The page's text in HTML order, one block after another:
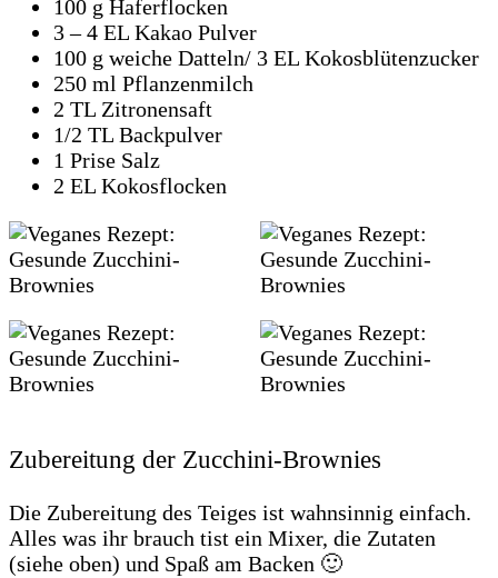
100 g Haferflocken
3 – 4 EL Kakao Pulver
100 g weiche Datteln/ 3 EL Kokosblütenzucker
250 ml Pflanzenmilch
2 TL Zitronensaft
1/2 TL Backpulver
1 Prise Salz
2 EL Kokosflocken
Zubereitung der Zucchini-Brownies
Die Zubereitung des Teiges ist wahnsinnig einfach.
Alles was ihr brauch tist ein Mixer, die Zutaten
(siehe oben) und Spaß am Backen 🙂